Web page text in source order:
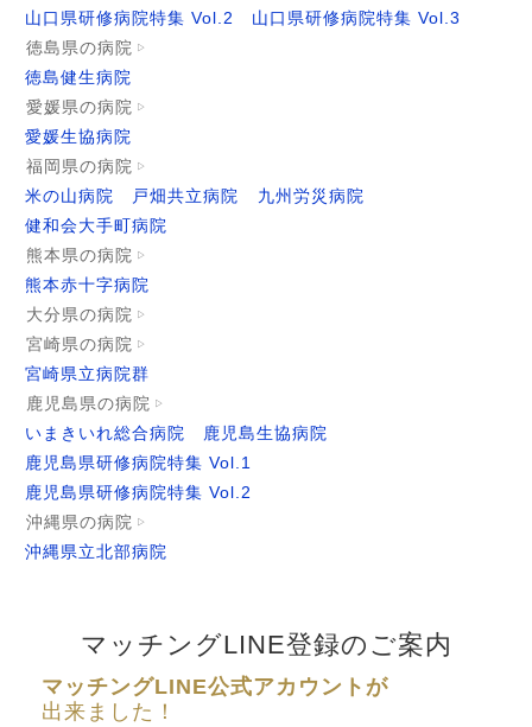
山口県研修病院特集 Vol.2
山口県研修病院特集 Vol.3
徳島県の病院
徳島健生病院
愛媛県の病院
愛媛生協病院
福岡県の病院
米の山病院
戸畑共立病院
九州労災病院
健和会大手町病院
熊本県の病院
熊本赤十字病院
大分県の病院
宮崎県の病院
宮崎県立病院群
鹿児島県の病院
いまきいれ総合病院
鹿児島生協病院
鹿児島県研修病院特集 Vol.1
鹿児島県研修病院特集 Vol.2
沖縄県の病院
沖縄県立北部病院
マッチングLINE登録のご案内
マッチングLINE公式アカウントが
出来ました！